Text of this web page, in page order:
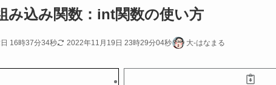
み込み関数：int関数の使い方
16時37分34秒 2022年11月19日 23時29分04秒 大-はなまる